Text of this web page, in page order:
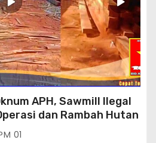
APH, Sawmill Ilegal
dan Rambah Hutan
01